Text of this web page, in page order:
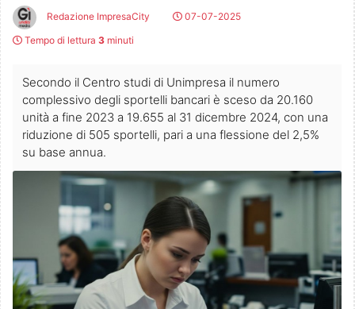
Redazione ImpresaCity
07-07-2025
Tempo di lettura 3 minuti
Secondo il Centro studi di Unimpresa il numero
complessivo degli sportelli bancari è sceso da 20.160
unità a fine 2023 a 19.655 al 31 dicembre 2024, con una
riduzione di 505 sportelli, pari a una flessione del 2,5%
su base annua.